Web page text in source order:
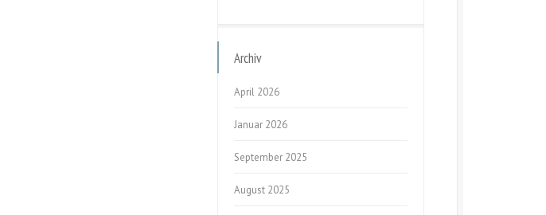
Archiv
April 2026
Januar 2026
September 2025
August 2025